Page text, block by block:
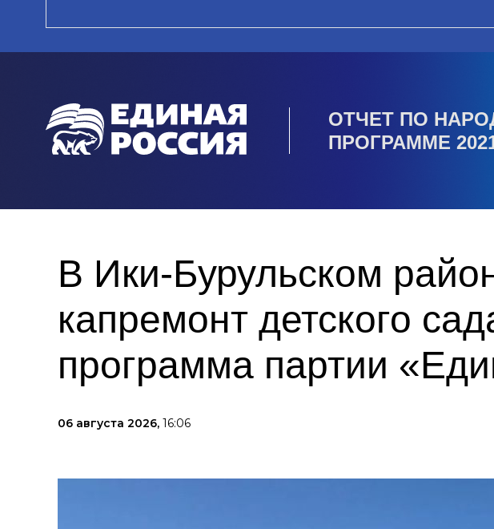
ОТЧЕТ ПО
ПРОГРАММЕ
В Ики‑Бурульском
капремонт детского
программа партии
06 августа 2026, 16:06